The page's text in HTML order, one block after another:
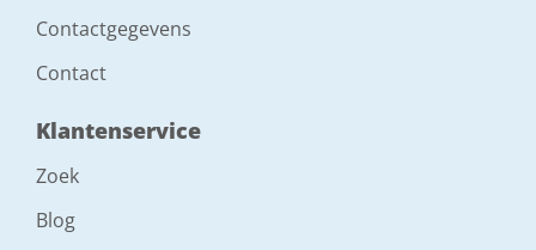
Contactgegevens
Contact
Klantenservice
Zoek
Blog